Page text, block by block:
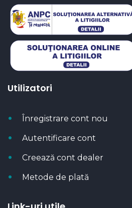
Utilizatori
Înregistrare cont nou
Autentificare cont
Creează cont dealer
Metode de plată